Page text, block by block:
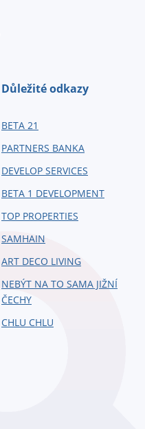
Důležité odkazy
BETA 21
PARTNERS BANKA
DEVELOP SERVICES
BETA 1 DEVELOPMENT
TOP PROPERTIES
SAMHAIN
ART DECO LIVING
NEBÝT NA TO SAMA JIŽNÍ
ČECHY
CHLU CHLU